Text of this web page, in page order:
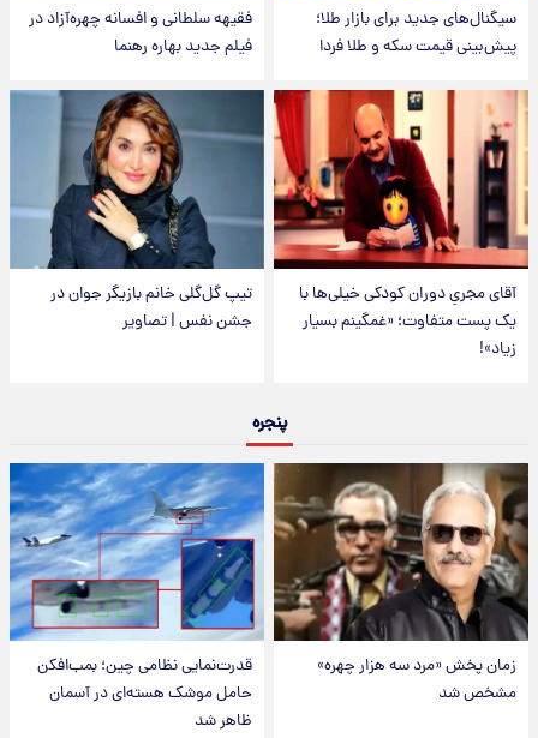
سیگنال‌های جدید برای بازار طلا؛
پیش‌بینی قیمت سکه و طلا فردا
فقیهه سلطانی و افسانه چهره‌آزاد در
فیلم جدید بهاره رهنما
آقای مجریِ دوران کودکی خیلی‌ها با
یک پست متفاوت؛ «غمگینم بسیار
زیاد»!
تیپ گل‌گلی خانم بازیگر جوان در
جشن نفس | تصاویر
پنجره
زمان پخش «مرد سه هزار چهره»
مشخص شد
قدرت‌نمایی نظامی چین؛ بمب‌افکن
حامل موشک هسته‌ای در آسمان
ظاهر شد